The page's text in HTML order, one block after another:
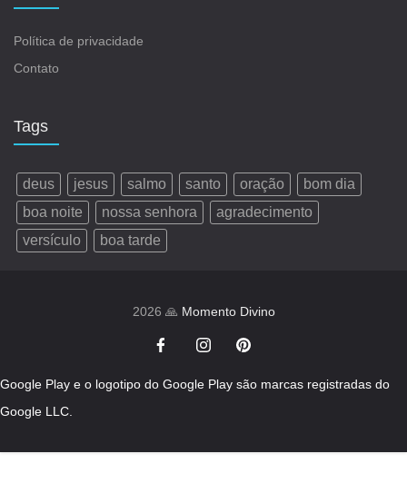
Política de privacidade
Contato
Tags
deus jesus salmo santo oração
bom dia
boa noite
nossa senhora
agradecimento
versículo
boa tarde
2026 🙏 Momento Divino
Google Play e o logotipo do Google Play são marcas registradas do
Google LLC.